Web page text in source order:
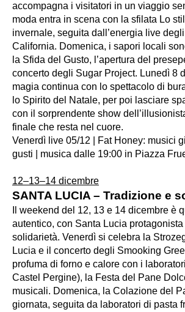
accompagna i visitatori in un viaggio
moda entra in scena con la sfilata Lo
invernale, seguita dall’energia live
California. Domenica, i sapori locali
la Sfida del Gusto, l’apertura del
concerto degli Sugar Project. Lunedì 8
magia continua con lo spettacolo di
lo Spirito del Natale, per poi lasciare
con il sorprendente show
finale che resta nel cuore.
Venerdì live 05/12 | Fat Honey: musici
gusti | musica dalle 19:00 in Piazza
12–13–14 dicembre
SANTA LUCIA – Tradizione e
Il weekend del 12, 13 e 14 dicembre è
autentico, con Santa Lucia
solidarietà. Venerdì si celebra la
Lucia e il concerto degli Smooking
profuma di forno e calore con i
Castel Pergine), la Festa del Pane
musicali. Domenica, la Colazione del
giornata, seguita da laboratori di pasta